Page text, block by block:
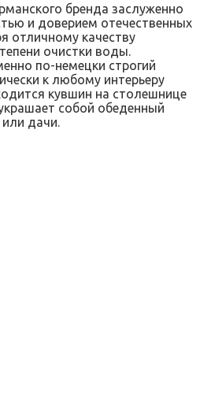
бренда заслуженно
и доверием отечественных
отличному качеству
очистки воды.
по-немецки строгий
к любому интерьеру
кувшин на столешнице
собой обеденный
дачи.